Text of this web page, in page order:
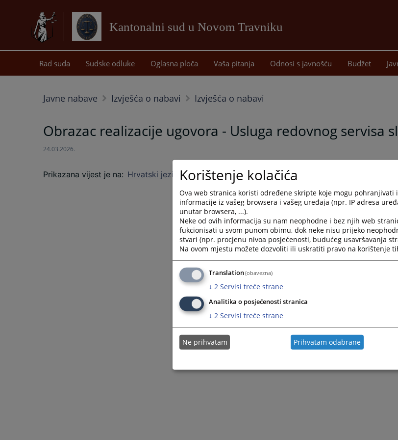
Kantonalni sud u Novom Travniku
sadržaj
Rad suda Sudske odluke Oglasna ploča Vaša pitanja Odnosi s javnošću Budžet
Javne nabave Izvješća o nabavi Izvješća o nabavi
Obrazac realizacije ugovora - Usluga redovnog servisa
24.03.2026.
Prikazana vijest je na: Hrvatski jezik Korištenje kolačića
Ova web stranica koristi određene skripte koje mogu
informacije iz vašeg browsera i vašeg uređaja (npr. IP adresa
unutar browsera, ...).
Neke od ovih informacija su nam neophodne i bez njih web
fukcionisati u svom punom obimu, dok neke nisu prijeko
stvari (npr. procjenu nivoa posjećenosti, budućeg usavršavanja
Na ovom mjestu možete dozvoliti ili uskratiti pravo na korištenje
Translation(obavezna)
↓ 2 Servisi treće strane
Analitika o posjećenosti stranica
↓ 2 Servisi treće strane
Ne prihvatam Prihvatam odabrane